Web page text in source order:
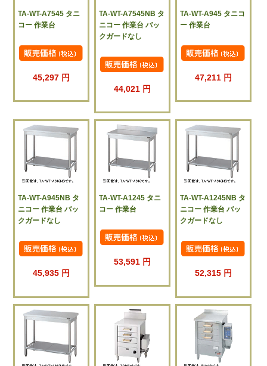
TA-WT-A7545 タニ
コー 作業台
45,297 円
TA-WT-A7545NB タ
ニコー 作業台 バッ
クガードなし
44,021 円
TA-WT-A945 タニコ
ー 作業台
47,211 円
TA-WT-A945NB タ
ニコー 作業台 バッ
クガードなし
45,935 円
TA-WT-A1245 タニ
コー 作業台
53,591 円
TA-WT-A1245NB タ
ニコー 作業台 バッ
クガードなし
52,315 円